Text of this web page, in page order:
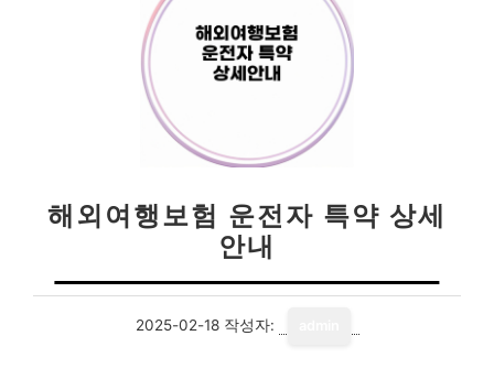
해외여행보험 운전자 특약 상세
안내
2025-02-18 작성자: